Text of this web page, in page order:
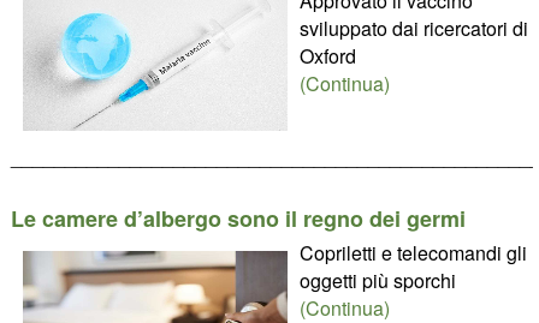
sviluppato dai ricercatori di
Oxford
(Continua)
Le camere d’albergo sono il regno dei germi
Copriletti e telecomandi gli
oggetti più sporchi
(Continua)